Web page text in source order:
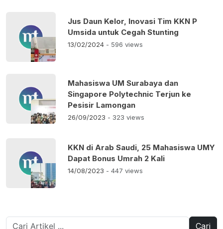
Jus Daun Kelor, Inovasi Tim KKN P
Umsida untuk Cegah Stunting
13/02/2024 - 596 views
Mahasiswa UM Surabaya dan
Singapore Polytechnic Terjun ke
Pesisir Lamongan
26/09/2023 - 323 views
KKN di Arab Saudi, 25 Mahasiswa UMY
Dapat Bonus Umrah 2 Kali
14/08/2023 - 447 views
Cari